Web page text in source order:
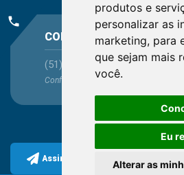
produtos e
personalizar as
marketing, para
que sejam mais
você.
Eu
Alterar as
phone
CONTATO
(51) 3330-5659
Confira os e-mailsaqui
Assine a nossa newsletter